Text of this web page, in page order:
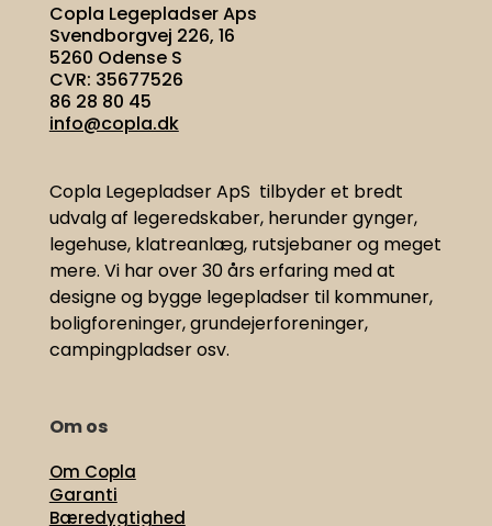
Copla Legepladser Aps
Svendborgvej 226, 16
5260 Odense S
CVR: 35677526
86 28 80 45
info@copla.dk
Copla Legepladser ApS tilbyder et bredt
udvalg af legeredskaber, herunder gynger,
legehuse, klatreanlæg, rutsjebaner og meget
mere. Vi harover 30 års erfaring med at
designe og bygge legepladser til kommuner,
boligforeninger, grundejerforeninger,
campingpladser osv.
Om os
Om Copla
Garanti
Bæredygtighed